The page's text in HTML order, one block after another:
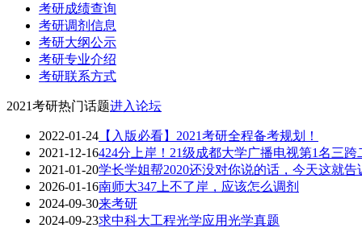
考研成绩查询
考研调剂信息
考研大纲公示
考研专业介绍
考研联系方式
2021考研热门话题进入论坛
2022-01-24 【入版必看】2021考研全程备考规划！
2021-12-16424分上岸！21级成都大学广播电视第1名三跨
2021-01-20学长学姐帮2020还没对你说的话，今天这就告
2026-01-16南师大347上不了岸，应该怎么调剂
2024-09-30来考研
2024-09-23求中科大工程光学应用光学真题